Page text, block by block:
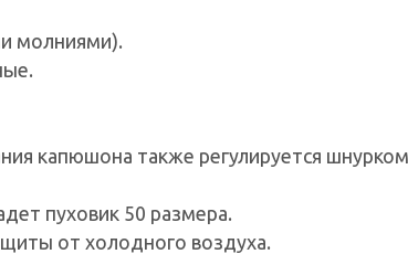
молниями).
капюшона также регулируется
пуховик 50 размера.
от холодного воздуха.